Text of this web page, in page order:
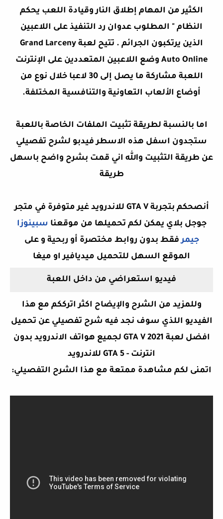
الكثير من المهام إطلاق النار وقيادة اللعب يحكم
النظام " المطلوب عدوان رد التنفيذ على اللاعبين
الذين يرتكبون الجرائم . تتيح لعبة Grand Larceny
Auto Online وضع اللاعبين المتعددين على الإنترنت
اللعبة مشاركة ما يصل إلى 30 لاعبا خلال نوع من
أوضاع الألعاب التعاونية والتنافسية المختلفة.
اما بالنسبة لطريقة تثبيت الملفات الخاصة باللعبة
ستجدون اسفل هذه الاسطر فيدبو لشرح تفصيلي
عن طريقة التثبيت والله اني قمت بشرح واضح باسهل
طريقة
أنصحكم بتجربة GTA V للاندرويد غير متوفرة في متجر
جوجل بلاي يمكن لكم تحميلها من موقعنا سبينوزا
جيمرفقط بدون روابط مختصرة أو ربحية و على
الموقع السهل للتحميل ميديافير او ميغا
فيديو استعراضي من داخل اللعبة
وللمزيد من الشرح والإيضاح اكثر اترككم مع هذا
الفيديو اللذي سوف نجد فيه شرح تفصيلي عن تحميل
افضل لعبة GTA V 2021 لجميع هواتف الاندرويد بدون
انترنت - GTA 5 للاندرويد
اتمنى لكم مشاهدة ممتعة مع هذا الشرح التفصيلي: